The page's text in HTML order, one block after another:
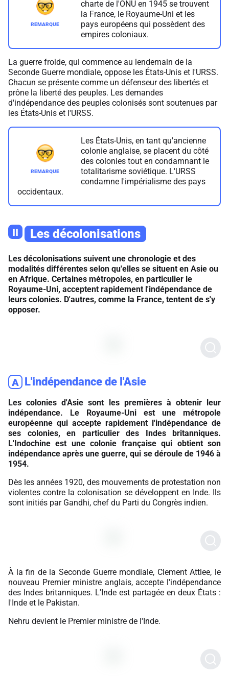
charte de l'ONU en 1945 se trouvent
la France, le Royaume-Uni et les
pays européens qui possèdent des
empires coloniaux.
La guerre froide, qui commence au lendemain de la
Seconde Guerre mondiale, oppose les États-Unis et l'URSS.
Chacun se présente comme un défenseur des libertés et
prône la liberté des peuples. Les demandes
d'indépendance des peuples colonisés sont soutenues par
les États-Unis et l'URSS.
Les États-Unis, en tant qu'ancienne
colonie anglaise, se placent du côté
des colonies tout en condamnant le
totalitarisme soviétique. L'URSS
condamne l'impérialisme des pays
occidentaux.
II Les décolonisations
Les décolonisations suivent une chronologie et des
modalités différentes selon qu'elles se situent en Asie ou
en Afrique. Certaines métropoles, en particulier le
Royaume-Uni, acceptent rapidement l'indépendance de
leurs colonies. D'autres, comme la France, tentent de s'y
opposer.
A L'indépendance de l'Asie
Les colonies d'Asie sont les premières à obtenir leur
indépendance. Le Royaume-Uni est une métropole
européenne qui accepte rapidement l'indépendance de
ses colonies, en particulier des Indes britanniques.
L'Indochine est une colonie française qui obtient son
indépendance après une guerre, qui se déroule de 1946 à
1954.
Dès les années 1920, des mouvements de protestation non
violentes contre la colonisation se développent en Inde. Ils
sont initiés par Gandhi, chef du Parti du Congrès indien.
À la fin de la Seconde Guerre mondiale, Clement Attlee, le
nouveau Premier ministre anglais, accepte l'indépendance
des Indes britanniques. L'Inde est partagée en deux États :
l'Inde et le Pakistan.
Nehru devient le Premier ministre de l'Inde.